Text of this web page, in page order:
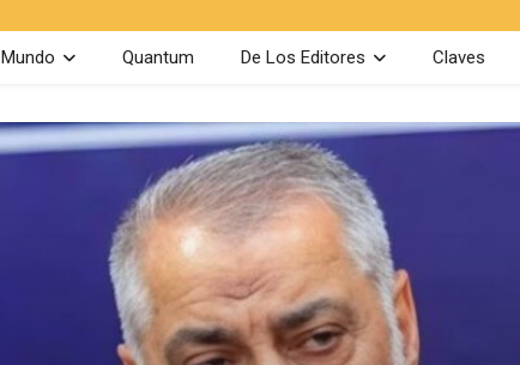
Mundo Quantum De Los Editores Claves